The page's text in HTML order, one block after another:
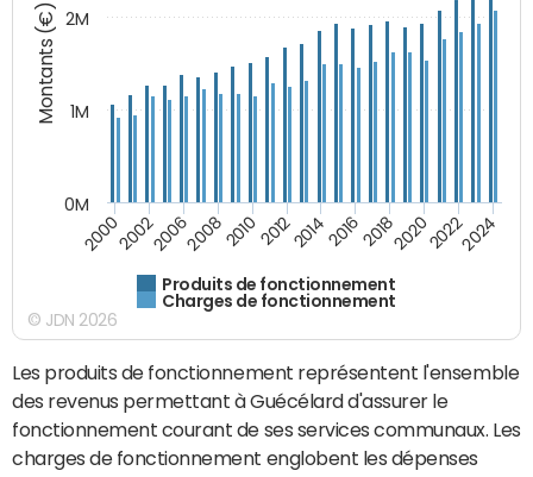
Montants (€)
Produits de fonctionnement
Charges de fonctionnement
200020022006200820102012201420162018202020222024
0M
1M
2M
© JDN 2026
Les produits de fonctionnement représentent l'ensemble
des revenus permettant à Guécélard d'assurer le
fonctionnement courant de ses services communaux. Les
charges de fonctionnement englobent les dépenses